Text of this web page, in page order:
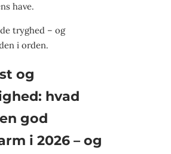
have.
tryghed – og
i orden.
og
hvad
god
i 2026 – og